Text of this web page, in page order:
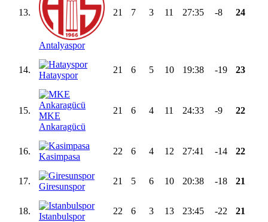
13.
Antalyaspor
21 7 3 11 27:35 -8 24
14.
Hatayspor
21 6 5 10 19:38 -19 23
15.
MKE
Ankaragücü
21 6 4 11 24:33 -9 22
16.
Kasimpasa
22 6 4 12 27:41 -14 22
17.
Giresunspor
21 5 6 10 20:38 -18 21
18.
Istanbulspor
22 6 3 13 23:45 -22 21